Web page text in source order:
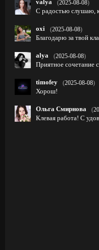
valya (2025-08-08)
С радостью слушаю,
oxi (2025-08-08)
Благодарю за твой
alya (2025-08-08)
Приятное сочетание
timofey (2025-08-08)
Хорош!
Ольга Смирнова (
Клевая работа! С